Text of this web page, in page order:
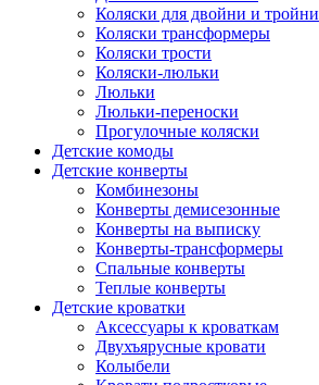
Коляски для двойни и тройни
Коляски трансформеры
Коляски трости
Коляски-люльки
Люльки
Люльки-переноски
Прогулочные коляски
Детские комоды
Детские конверты
Комбинезоны
Конверты демисезонные
Конверты на выписку
Конверты-трансформеры
Спальные конверты
Теплые конверты
Детские кроватки
Аксессуары к кроваткам
Двухъярусные кровати
Колыбели